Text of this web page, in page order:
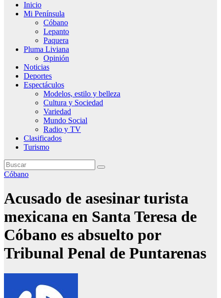
Inicio
Mi Península
Cóbano
Lepanto
Paquera
Pluma Liviana
Opinión
Noticias
Deportes
Espectáculos
Modelos, estilo y belleza
Cultura y Sociedad
Variedad
Mundo Social
Radio y TV
Clasificados
Turismo
Cóbano
Acusado de asesinar turista
mexicana en Santa Teresa de
Cóbano es absuelto por
Tribunal Penal de Puntarenas